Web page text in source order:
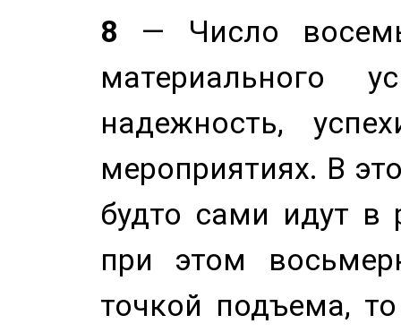
8 — Число
материального
надежность,
мероприятиях. В
будто сами идут в
при этом
точкой подъема,